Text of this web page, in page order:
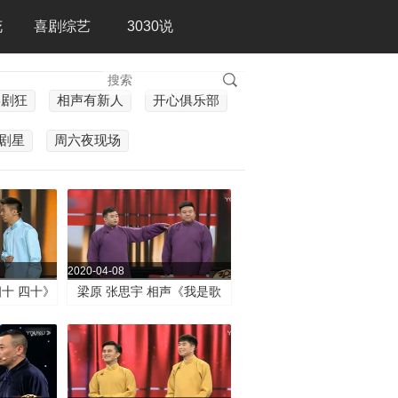
喜剧综艺 3030说
狂 相声有新人 开心俱乐部
星 周六夜现场
四十》
梁原 张思宇 相声《我是歌
2020-04-08